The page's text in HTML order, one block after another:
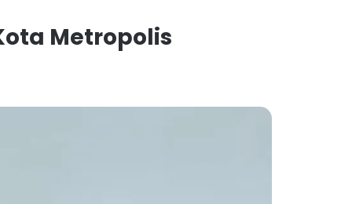
Metropolis